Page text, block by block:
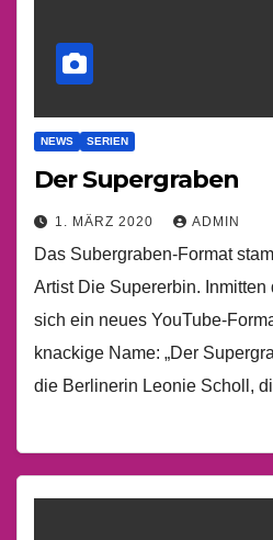
NEWS SERIEN
Der Supergraben
1. MÄRZ 2020 ADMIN
Das Subergraben-Format
Artist Die Supererbin. Inmitten
sich ein neues YouTube-
knackige Name: „Der
die Berlinerin Leonie Scholl,